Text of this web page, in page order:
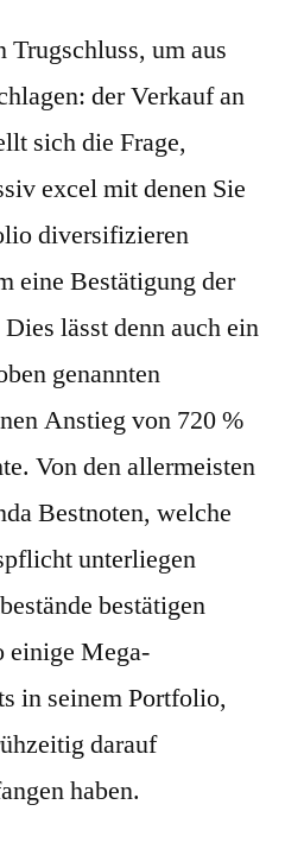
um aus
der Verkauf an
sich die Frage,
excel mit denen Sie
diversifizieren
eine Bestätigung der
lässt denn auch ein
genannten
Anstieg von 720 %
Von den allermeisten
Bestnoten, welche
unterliegen
bestätigen
einige Mega-
in seinem Portfolio,
darauf
haben.